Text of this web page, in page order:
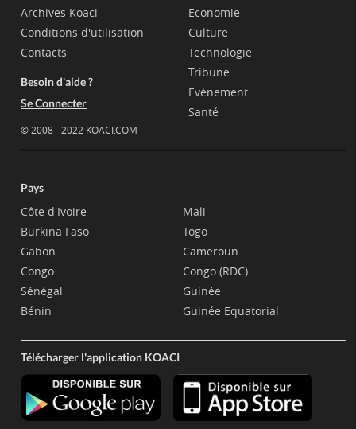
Archives Koaci
Conditions d'utilisation
Contacts
Besoin d'aide ?
Se Connecter
© 2008 - 2022 KOACI.COM
Economie
Culture
Technologie
Tribune
Evènement
Santé
Pays
Côte d'Ivoire
Burkina Faso
Gabon
Congo
Sénégal
Bénin
Mali
Togo
Cameroun
Congo (RDC)
Guinée
Guinée Equatorial
Télécharger l'application KOACI